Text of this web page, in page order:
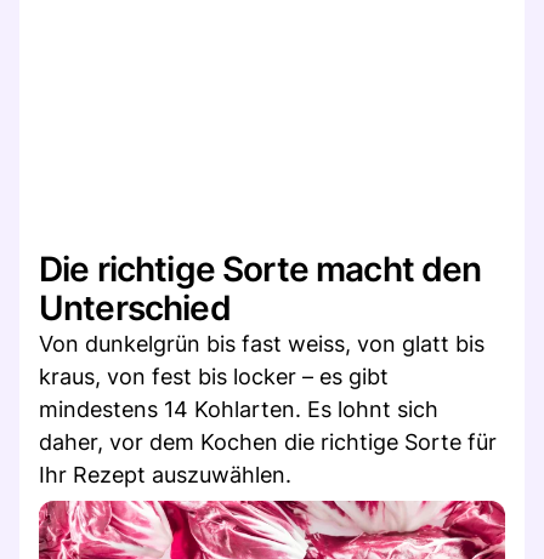
Die richtige Sorte macht den
Unterschied
Von dunkelgrün bis fast weiss, von glatt bis
kraus, von fest bis locker – es gibt
mindestens 14 Kohlarten. Es lohnt sich
daher, vor dem Kochen die richtige Sorte für
Ihr Rezept auszuwählen.